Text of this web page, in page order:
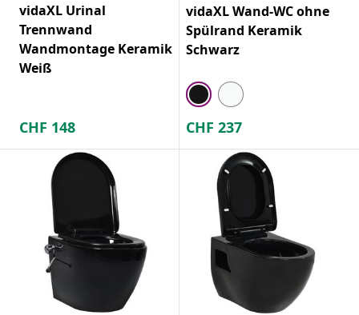
vidaXL Urinal
Trennwand
Wandmontage Keramik
Weiß
CHF 148
vidaXL Wand-WC ohne
Spülrand Keramik
Schwarz
CHF 237